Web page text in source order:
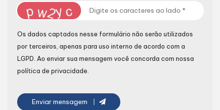
Os dados captados nesse formulário não serão utilizados
por terceiros, apenas para uso interno de acordo com a
LGPD . Ao enviar sua mensagem você concorda com nossa
política de privacidade.
Enviar mensagem